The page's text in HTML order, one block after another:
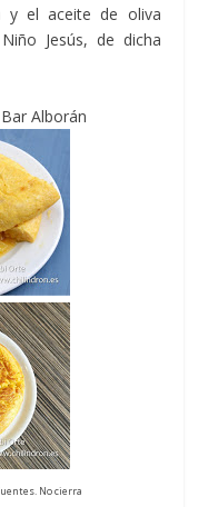
y el aceite de oliva
Jesús, de dicha
Bar Alborán
No cierra